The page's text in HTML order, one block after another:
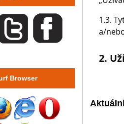
Browser